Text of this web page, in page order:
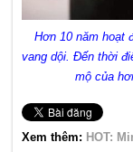
Hơn 10 năm hoạt
vang dội. Đến thời
mộ của
Xem thêm: HOT: